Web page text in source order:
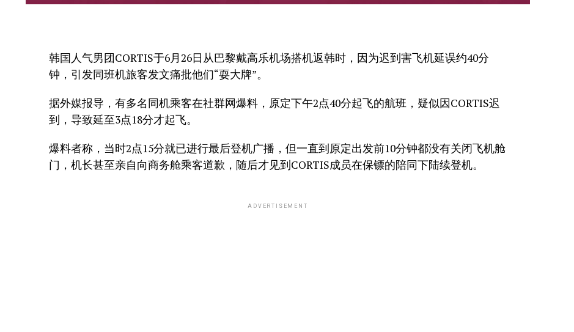
韩国人气男团CORTIS于6月26日从巴黎戴高乐机场搭机返韩时，因为迟到害飞机延误约40分
钟，引发同班机旅客发文痛批他们“耍大牌”。
据外媒报导，有多名同机乘客在社群网爆料，原定下午2点40分起飞的航班，疑似因CORTIS迟
到，导致延至3点18分才起飞。
爆料者称，当时2点15分就已进行最后登机广播，但一直到原定出发前10分钟都没有关闭飞机舱
门，机长甚至亲自向商务舱乘客道歉，随后才见到CORTIS成员在保镖的陪同下陆续登机。
ADVERTISEMENT